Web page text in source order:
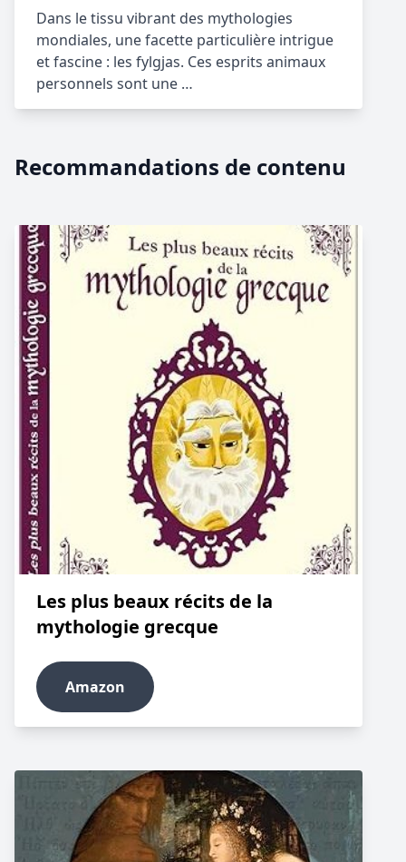
Dans le tissu vibrant des mythologies
mondiales, une facette particulière intrigue
et fascine : les fylgjas. Ces esprits animaux
personnels sont une …
Recommandations de contenu
Les plus beaux récits de la
mythologie grecque
Amazon